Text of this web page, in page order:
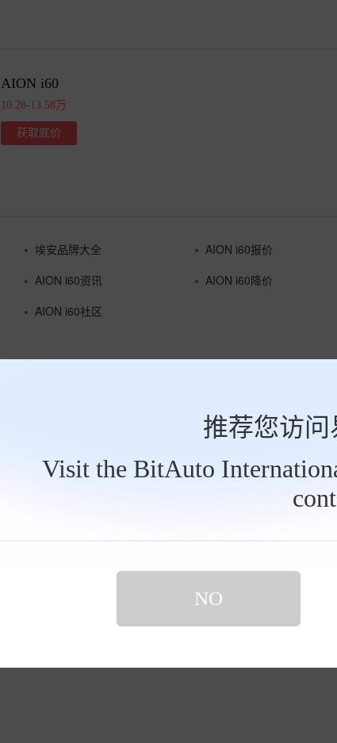
推荐您访
Visit the BitAuto
NO
AION i60
10.28-13.58万
获取底价
埃安品牌大全 AION i60报价
AION i60资讯 AION i60降价
AION i60社区